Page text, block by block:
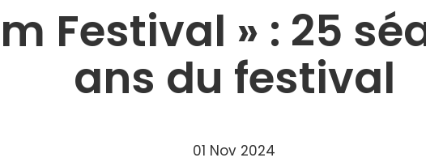
Festival » : 25
ans du festival
01 Nov 2024